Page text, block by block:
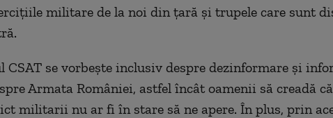
militare de la noi din țară și trupele care sunt
CSAT se vorbește inclusiv despre dezinformare și
Armata României, astfel încât oamenii să creadă
militarii nu ar fi în stare să ne apere. În plus, prin